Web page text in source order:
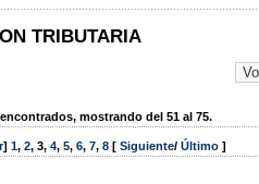
TRIBUTARIA
mostrando del 51 al 75.
] 1, 2, 3, 4, 5, 6, 7, 8 [ Siguiente/ Último ]